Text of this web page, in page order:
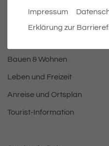
Öffnungszeiten Rathaus
Bauen & Wohnen
Leben und Freizeit
Anreise und Ortsplan
Tourist-Information
Impressum
Erklärung zur